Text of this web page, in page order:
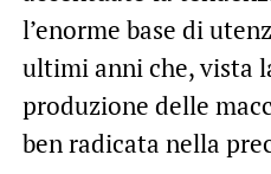
l’enorme base di
ultimi anni che, vista
produzione delle
ben radicata nella